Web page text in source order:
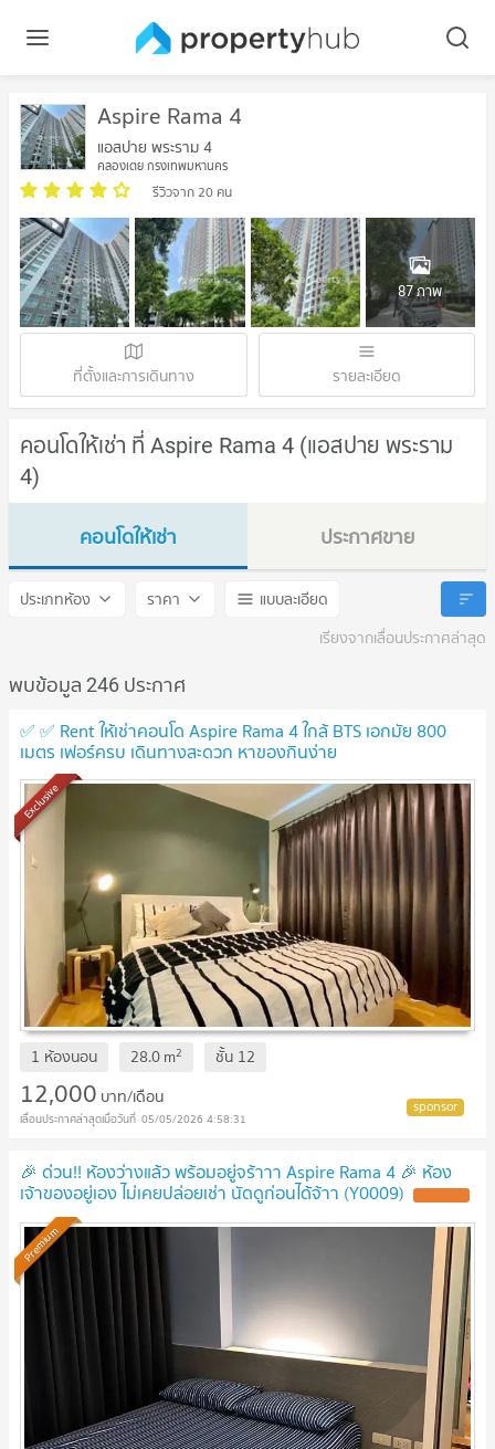
Aspire Rama 4
แอสปาย พระราม 4
คลองเตย กรุงเทพมหานคร
รีวิวจาก 20 คน
87 ภาพ
ที่ตั้งและการเดินทาง รายละเอียด
คอนโดให้เช่า ที่ Aspire Rama 4 (แอสปาย พระราม
4)
คอนโดให้เช่า
Aspire Rama 4
ประกาศขาย
Aspire Rama 4
ประเภทห้อง ราคา
แบบละเอียด
เรียงจากเลื่อนประกาศล่าสุด
พบข้อมูล 246 ประกาศ
✅ ✅ Rent ให้เช่าคอนโด Aspire Rama 4 ใกล้ BTS เอกมัย 800
เมตร เฟอร์ครบ เดินทางสะดวก หาของกินง่าย
Exclusive
1 ห้องนอน 28.0m2 ชั้น 12
12,000 บาท/เดือน
05/05/2026 4:58:31
🎉 ด่วน!! ห้องว่างแล้ว พร้อมอยู่จร้าาา Aspire Rama 4 🎉 ห้อง
เจ้าของอยู่เอง ไม่เคยปล่อยเช่า นัดดูก่อนได้จ้าา (Y0009)
Premium